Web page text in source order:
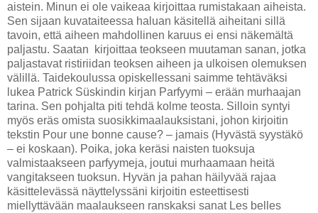
aistein. Minun ei ole vaikeaa kirjoittaa rumistakaan aiheista.
Sen sijaan kuvataiteessa haluan käsitellä aiheitani sillä
tavoin, että aiheen mahdollinen karuus ei ensi näkemältä
paljastu. Saatan
kirjoittaa teokseen muutaman sanan, jotka
paljastavat ristiriidan teoksen aiheen ja ulkoisen olemuksen
välillä. Taidekoulussa opiskellessani saimme tehtäväksi
lukea Patrick Süskindin kirjan Parfyymi – erään murhaajan
tarina. Sen pohjalta piti tehdä kolme teosta. Silloin syntyi
myös eräs omista suosikkimaalauksistani, johon kirjoitin
tekstin Pour une bonne cause? – jamais (Hyvästä syystäkö
– ei koskaan). Poika, joka keräsi naisten tuoksuja
valmistaakseen parfyymeja, joutui murhaamaan heitä
vangitakseen tuoksun. Hyvän ja pahan häilyvää rajaa
käsittelevässä näyttelyssäni kirjoitin esteettisesti
miellyttävään maalaukseen ranskaksi sanat Les belles